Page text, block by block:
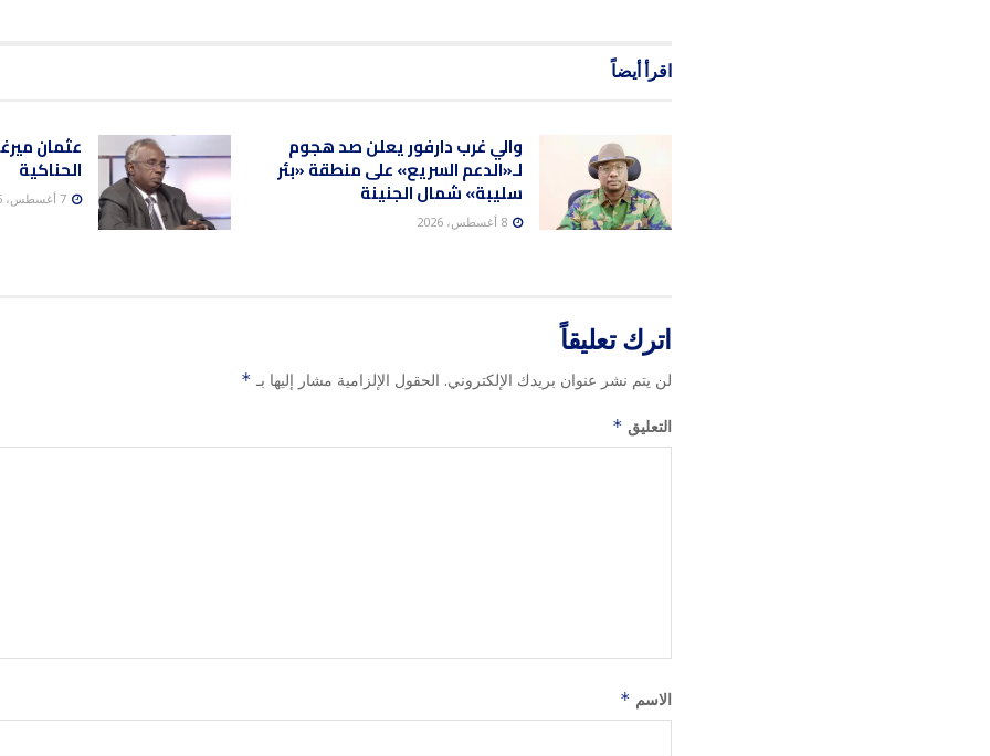
اقرأ أيضاً
والي غرب دارفور يعلن صد هجوم
لـ«الدعم السريع» على منطقة «بئر
سليبة» شمال الجنينة
عثمان
الحناكية
اترك تعليقاً
لن يتم نشر عنوان بريدك الإلكتروني. الحقول الإلزامية مشار إليها بـ *
التعليق *
الاسم *